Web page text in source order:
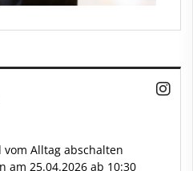
Alltag abschalten
am 25.04.2026 ab 10:30